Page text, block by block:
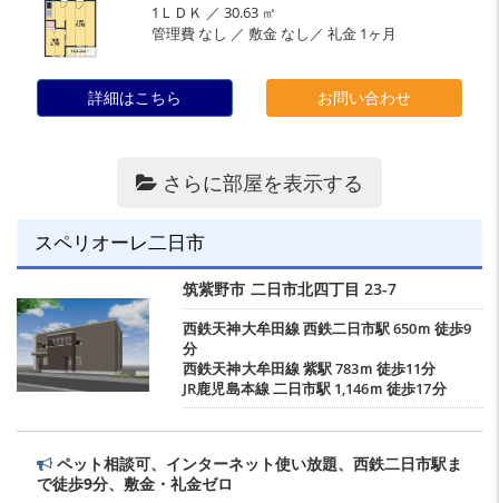
1ＬＤＫ ／ 30.63 ㎡
管理費 なし ／ 敷金 なし／ 礼金 1ヶ月
詳細はこちら お問い合わせ
さらに部屋を表示する
スペリオーレ二日市
筑紫野市 二日市北四丁目 23-7
西鉄天神大牟田線西鉄二日市駅650ｍ 徒歩9
分
西鉄天神大牟田線紫駅783ｍ 徒歩11分
JR鹿児島本線二日市駅1,146ｍ 徒歩17分
ペット相談可、インターネット使い放題、西鉄二日市駅ま
で徒歩9分、敷金・礼金ゼロ